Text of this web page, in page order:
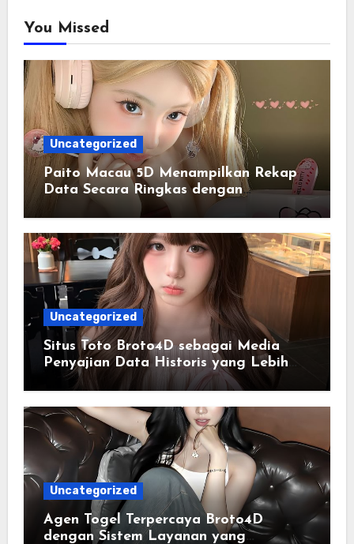
You Missed
Uncategorized
Paito Macau 5D Menampilkan Rekap
Data Secara Ringkas dengan
Penyajian yang Lebih Jelas
Uncategorized
Situs Toto Broto4D sebagai Media
Penyajian Data Historis yang Lebih
Sistematis
Uncategorized
Agen Togel Terpercaya Broto4D
dengan Sistem Layanan yang